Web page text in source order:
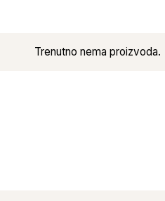
Trenutno nema proizvoda.